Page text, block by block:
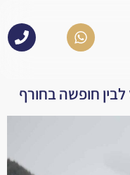
חופשה בחורף